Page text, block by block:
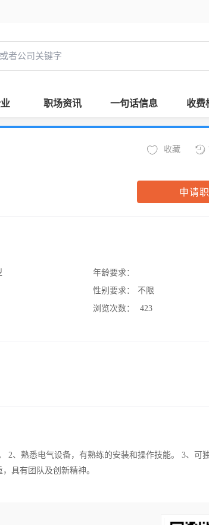
职场资讯 一句话信息 收费
收藏
申请
年龄要求：
性别要求：
不限
浏览次数：
423
2、熟悉电气设备，有熟练的安装和操作技能。 3、可
具有团队及创新精神。